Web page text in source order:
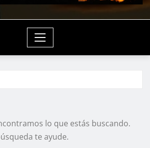
lo que estás buscando.
te ayude.